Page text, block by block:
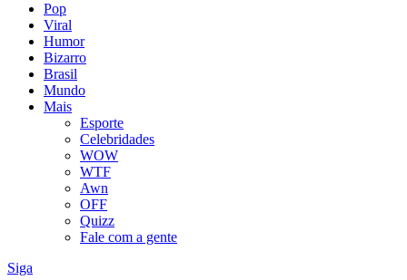
Pop
Viral
Humor
Bizarro
Brasil
Mundo
Mais
Esporte
Celebridades
WOW
WTF
Awn
OFF
Quizz
Fale com a gente
Siga